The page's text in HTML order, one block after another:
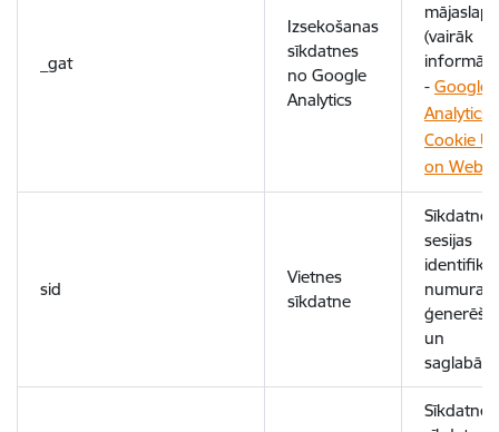
mājaslapā
(vairāk
- Google
Analytics
Cookie
on
_gat
Izsekošanas
sīkdatnes
no Google
Analytics
sid
Vietnes
sīkdatne
Sīkdatne
sesijas
numura
un
Sīkdatne